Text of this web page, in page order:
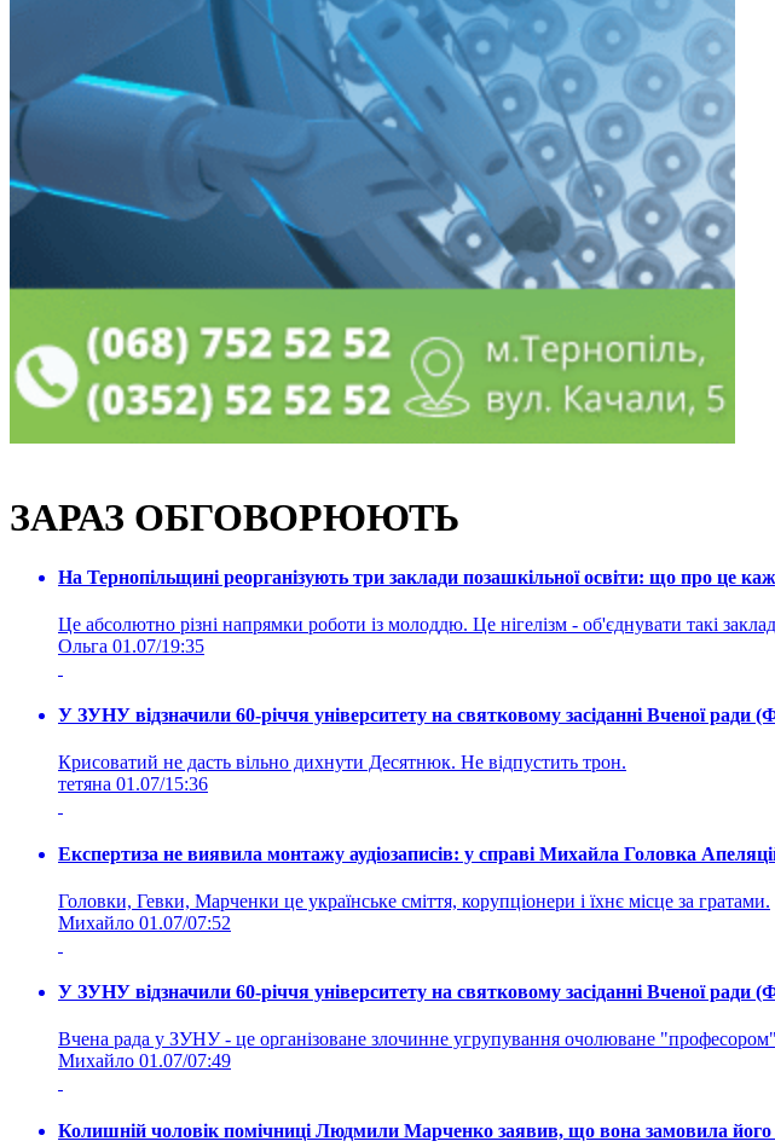
ЗАРАЗ ОБГОВОРЮЮТЬ
На Тернопільщині реорганізують три заклади позашкільної освіти: що про це
Це абсолютно різні напрямки роботи із молоддю. Це нігелізм - об'єднувати такі
Ольга 01.07/19:35
У ЗУНУ відзначили 60-річчя університету на святковому засіданні Вченої ради
Крисоватий не дасть вільно дихнути Десятнюк. Не відпустить трон.
тетяна 01.07/15:36
Експертиза не виявила монтажу аудіозаписів: у справі Михайла Головка
Головки, Гевки, Марченки це українське сміття, корупціонери і їхнє місце за гратами.
Михайло 01.07/07:52
У ЗУНУ відзначили 60-річчя університету на святковому засіданні Вченої ради
Вчена рада у ЗУНУ - це організоване злочинне угрупування очолюване
Михайло 01.07/07:49
Колишній чоловік помічниці Людмили Марченко заявив, що вона замовила його